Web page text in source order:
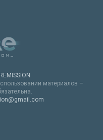
материалов –